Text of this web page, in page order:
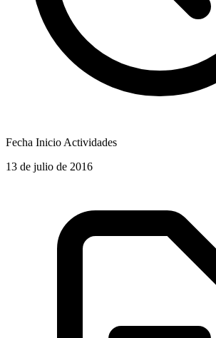
Fecha Inicio Actividades
13 de julio de 2016